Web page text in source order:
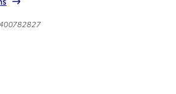
400782827